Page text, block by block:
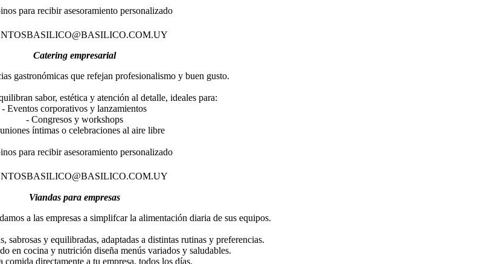
para recibir asesoramiento personalizado
Catering empresarial
gastronómicas que refejan profesionalismo y buen gusto.
sabor, estética y atención al detalle, ideales para:
- Eventos corporativos y lanzamientos
- Congresos y workshops
íntimas o celebraciones al aire libre
para recibir asesoramiento personalizado
Viandas para empresas
a las empresas a simplifcar la alimentación diaria de sus equipos.
sabrosas y equilibradas, adaptadas a distintas rutinas y preferencias.
en cocina y nutrición diseña menús variados y saludables.
comida directamente a tu empresa, todos los días.